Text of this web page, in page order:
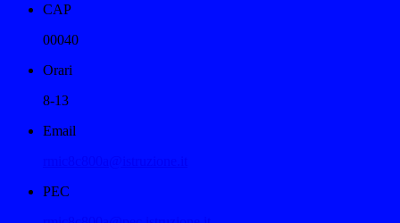
CAP
00040
Orari
8-13
Email
PEC